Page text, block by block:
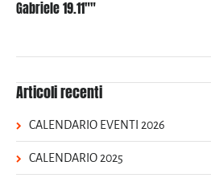
Gabriele 19.11""
Articoli recenti
CALENDARIO EVENTI 2026
CALENDARIO 2025